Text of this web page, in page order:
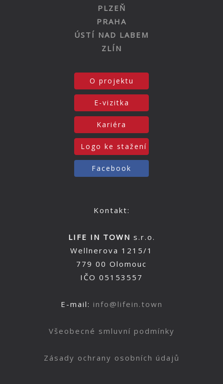
PLZEŇ
PRAHA
ÚSTÍ NAD LABEM
ZLÍN
O projektu
E-vizitka
Kariéra
Logo ke stažení
Facebook
Kontakt:
LIFE IN TOWN s.r.o.
Wellnerova 1215/1
779 00 Olomouc
IČO 05153557
E-mail: info@lifein.town
Všeobecné smluvní podmínky
Zásady ochrany osobních údajů